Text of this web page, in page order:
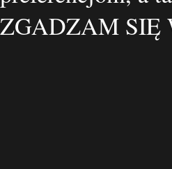
ZGADZAM SIĘ